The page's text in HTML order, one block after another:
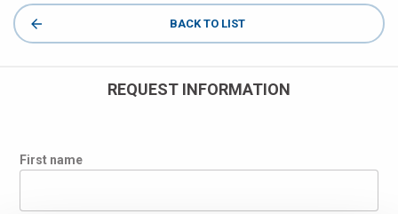
BACK TO LIST
REQUEST INFORMATION
First name